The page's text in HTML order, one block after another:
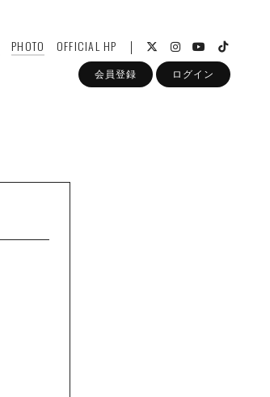
PHOTO OFFICIAL HP
会員登録 ログイン